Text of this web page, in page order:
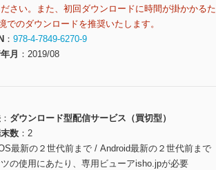
さい。また、初回ダウンロードに時間が掛かかるた
でのダウンロードを推奨いたします。
978-4-7849-6270-9
月
2019/08
ダウンロード型配信サービス（買切型）
数
2
最新の２世代前まで / Android最新の２世代前まで
の使用にあたり、専用ビューアisho.jpが必要